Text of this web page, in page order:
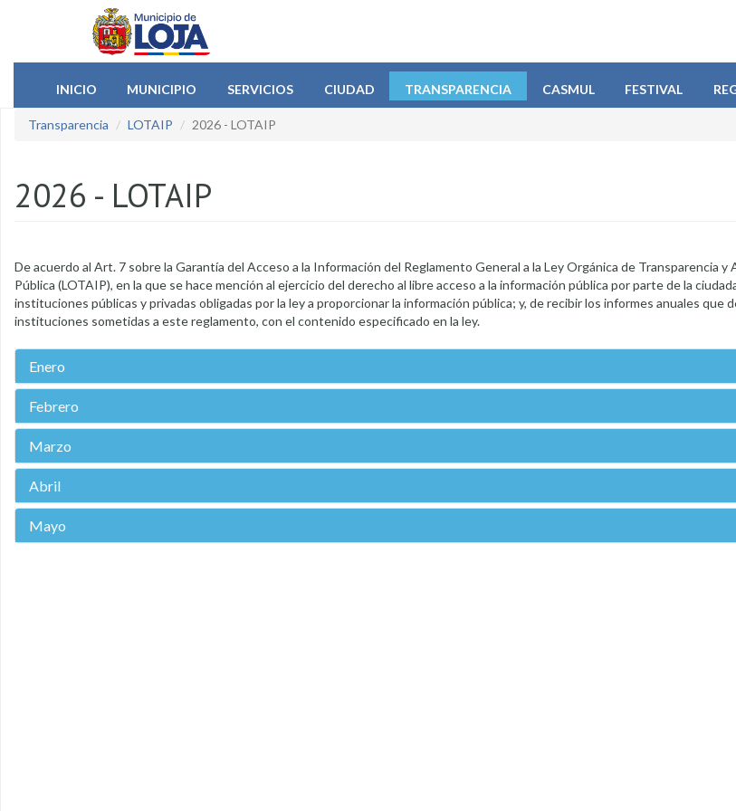
Pasar al contenido principal
INICIO
MUNICIPIO SERVICIOS CIUDAD TRANSPARENCIA CASMUL FESTIVAL
Transparencia LOTAIP 2026 - LOTAIP
2026 - LOTAIP
De acuerdo al Art. 7 sobre la Garantía del Acceso a la Información del Reglamento General a la Ley Orgánica de Transparencia y
Pública (LOTAIP), en la que se hace mención al ejercicio del derecho al libre acceso a la información pública por parte de la
instituciones públicas y privadas obligadas por la ley a proporcionar la información pública; y, de recibir los informes anuales que
instituciones sometidas a este reglamento, con el contenido especificado en la ley.
Enero
Febrero
Marzo
Abril
Mayo